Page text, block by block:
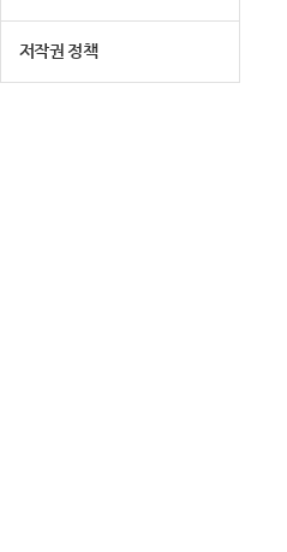
저작권 정책